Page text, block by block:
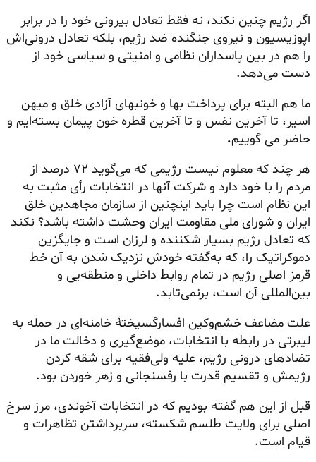
اگر رژیم چنین نکند، نه فقط تعادل بیرونی خود را در برابر
اپوزیسیون و نیروی جنگنده ضد رژیم، بلکه تعادل درونی‌اش
را هم در بین پاسداران نظامی و امنیتی و سیاسی خود از
دست می‌دهد.
ما هم البته برای پرداخت بها و خونبهای آزادی خلق و میهن
اسیر، تا آخرین نفس و تا آخرین قطره خون پیمان بسته‌ایم و
حاضر می گوییم.
هر چند که معلوم نیست رژیمی که می‌گوید ۷۲ درصد از
مردم را با خود دارد و شرکت آنها در انتخابات رأی مثبت به
این نظام است چرا باید اینچنین از سازمان مجاهدین خلق
ایران و شورای ملی مقاومت ایران وحشت داشته باشد؟ نکند
که تعادل رژیم بسیار شکننده و لرزان است و جایگزین
دموکراتیک را، که به‌گفته خودش نزدیک شدن به آن خط
قرمز اصلی رژیم در تمام روابط داخلی و منطقه‌یی و
بین‌المللی آن است، برنمی‌تابد.
علت مضاعف خشم‌وکین افسارگسیختهٔ خامنه‌ای در حمله به
لیبرتی در رابطه با انتخابات، موضع‌گیری و دخالت ما در
تضادهای درونی رژیم، علیه ولی‌فقیه برای شقه کردن
رژیمش و تقسیم قدرت با رفسنجانی و زهر خوردن بود.
قبل از این هم گفته بودیم که در انتخابات آخوندی، مرز سرخ
اصلی برای ولایت طلسم شکسته، سربرداشتن تظاهرات و
قیام است.